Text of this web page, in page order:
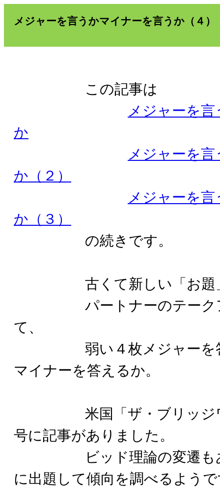
メジャーを言うかマイナーを言うか（４）
この記事は
メジャーを
か
メジャーを
か（２）
メジャーを
か（３）
の続きです。
古くて新しい「お題
パートナーのテークア
て、
弱い４枚メジャーを答
マイナーを答えるか。
米国「ザ・ブリッジワ
号に記事がありました。
ビッド理論の変遷もあ
に出題して傾向を調べるよう